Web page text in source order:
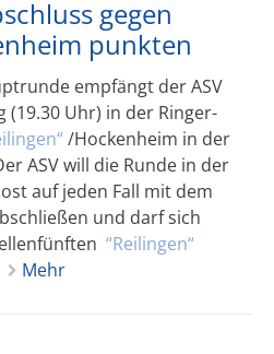
gegen
punkten
empfängt der ASV
(19.30 Uhr) in der Ringer-
/Hockenheim in der
ASV will die Runde in der
auf jeden Fall mit dem
und darf sich
Reilingen
Mehr